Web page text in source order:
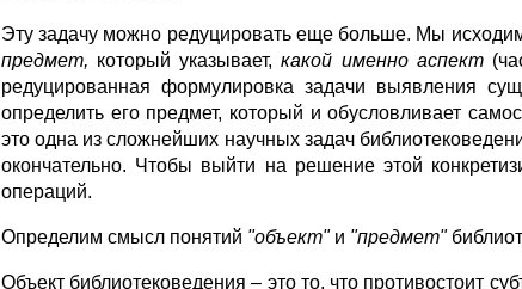
Эту задачу можно редуцировать еще больше. Мы
предмет, который указывает, какой именно аспект
редуцированная формулировка задачи выявления
определить его предмет, который и обусловливает
это одна из сложнейших научных задач
окончательно. Чтобы выйти на решение этой
операций.
Определим смысл понятий "объект"и "предмет"
Объект библиотековедения – это то, что противостоит